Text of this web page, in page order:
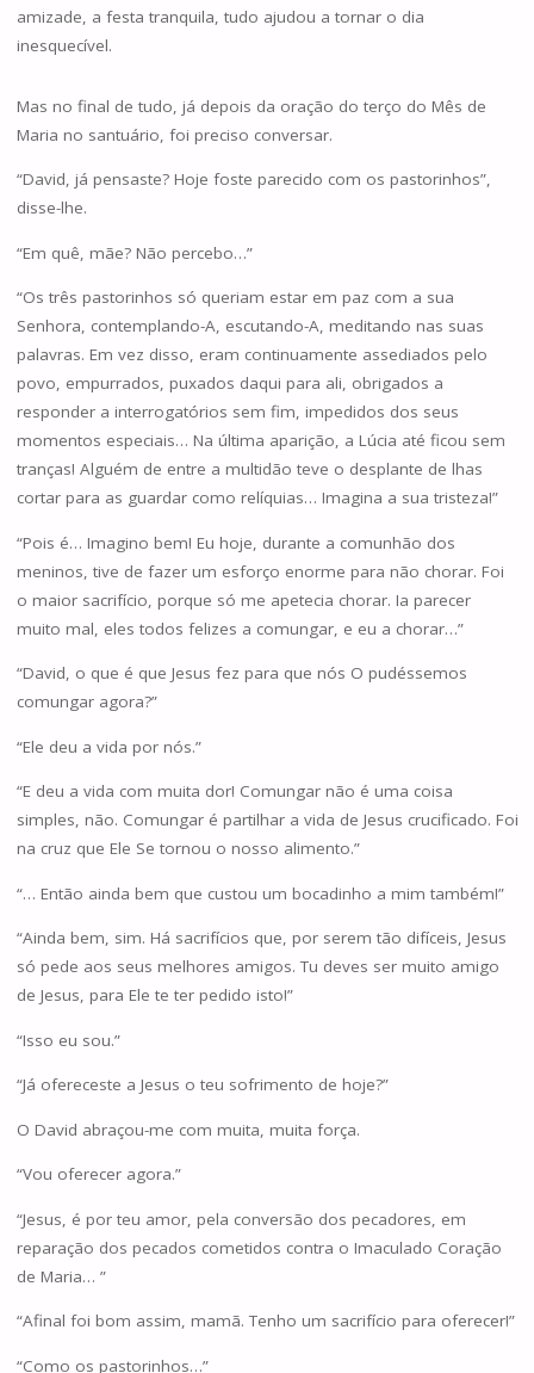
amizade, a festa tranquila, tudo ajudou a tornar o dia
inesquecível.
Mas no final de tudo, já depois da oração do terço do Mês de
Maria no santuário, foi preciso conversar.
“David, já pensaste? Hoje foste parecido com os pastorinhos”,
disse-lhe.
“Em quê, mãe? Não percebo…”
“Os três pastorinhos só queriam estar em paz com a sua
Senhora, contemplando-A, escutando-A, meditando nas suas
palavras. Em vez disso, eram continuamente assediados pelo
povo, empurrados, puxados daqui para ali, obrigados a
responder a interrogatórios sem fim, impedidos dos seus
momentos especiais… Na última aparição, a Lúcia até ficou sem
tranças! Alguém de entre a multidão teve o desplante de lhas
cortar para as guardar como relíquias… Imagina a sua tristeza!”
“Pois é… Imagino bem! Eu hoje, durante a comunhão dos
meninos, tive de fazer um esforço enorme para não chorar. Foi
o maior sacrifício, porque só me apetecia chorar. Ia parecer
muito mal, eles todos felizes a comungar, e eu a chorar…”
“David, o que é que Jesus fez para que nós O pudéssemos
comungar agora?”
“Ele deu a vida por nós.”
“E deu a vida com muita dor! Comungar não é uma coisa
simples, não. Comungar é partilhar a vida de Jesus crucificado. Foi
na cruz que Ele Se tornou o nosso alimento.”
“… Então ainda bem que custou um bocadinho a mim também!”
“Ainda bem, sim. Há sacrifícios que, por serem tão difíceis, Jesus
só pede aos seus melhores amigos. Tu deves ser muito amigo
de Jesus, para Ele te ter pedido isto!”
“Isso eu sou.”
“Já ofereceste a Jesus o teu sofrimento de hoje?”
O David abraçou-me com muita, muita força.
“Vou oferecer agora.”
“Jesus, é por teu amor, pela conversão dos pecadores, em
reparação dos pecados cometidos contra o Imaculado Coração
de Maria… ”
“Afinal foi bom assim, mamã. Tenho um sacrifício para oferecer!”
“Como os pastorinhos…”